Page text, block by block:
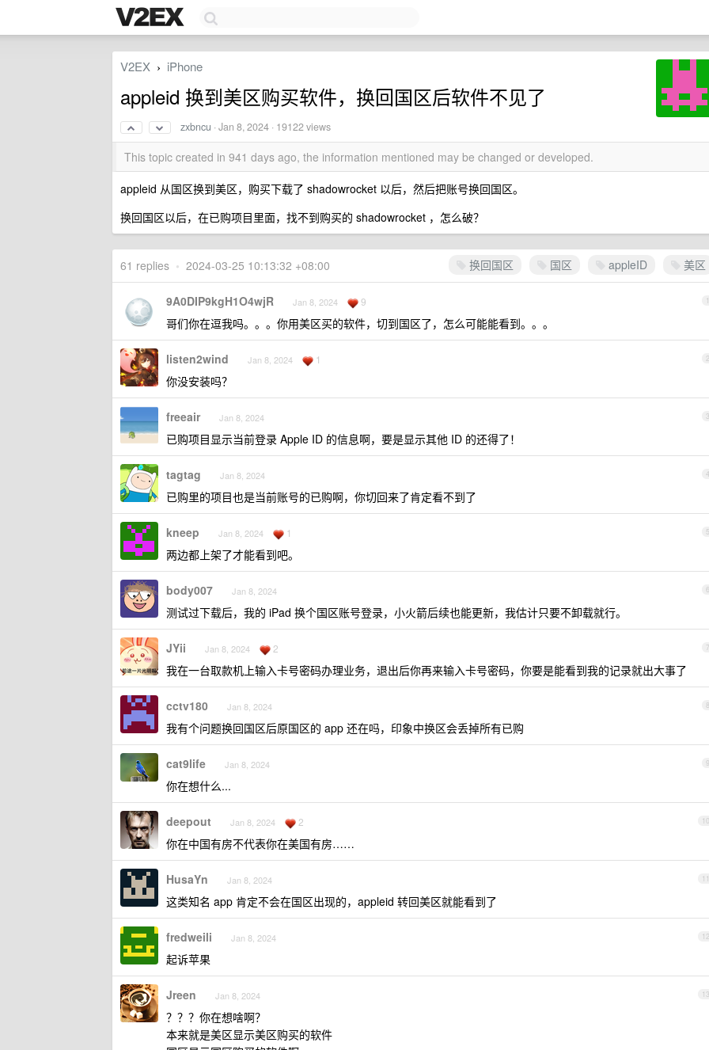
V2EX › iPhone
appleid 换到美区购买软件，换回国区后软件不见了
zxbncu ·Jan 8, 2024 · 19122 views
This topic created in 941 days ago, the information mentioned may be changed or developed.
appleid 从国区换到美区，购买下载了 shadowrocket 以后，然后把账号换回国区。
换回国区以后，在已购项目里面，找不到购买的 shadowrocket ，怎么破？
换回国区 国区 appleID 美区
61 replies • 2024-03-25 10:13:32 +08:00
1
9A0DIP9kgH1O4wjR Jan 8, 2024 9
哥们你在逗我吗。。。你用美区买的软件，切到国区了，怎么可能能看到。。。
2
listen2wind Jan 8, 2024 1
你没安装吗？
3
freeair Jan 8, 2024
已购项目显示当前登录 Apple ID 的信息啊，要是显示其他 ID 的还得了！
4
tagtag Jan 8, 2024
已购里的项目也是当前账号的已购啊，你切回来了肯定看不到了
5
kneep Jan 8, 2024 1
两边都上架了才能看到吧。
6
body007 Jan 8, 2024
测试过下载后，我的 iPad 换个国区账号登录，小火箭后续也能更新，我估计只要不卸载就行。
7
JYii Jan 8, 2024 2
我在一台取款机上输入卡号密码办理业务，退出后你再来输入卡号密码，你要是能看到我的记录就出大事了
8
cctv180 Jan 8, 2024
我有个问题换回国区后原国区的 app 还在吗，印象中换区会丢掉所有已购
9
cat9life Jan 8, 2024
你在想什么...
10
deepout Jan 8, 2024 2
你在中国有房不代表你在美国有房……
11
HusaYn Jan 8, 2024
这类知名 app 肯定不会在国区出现的，appleid 转回美区就能看到了
12
fredweili Jan 8, 2024
起诉苹果
13
Jreen Jan 8, 2024
？？？你在想啥啊？
本来就是美区显示美区购买的软件